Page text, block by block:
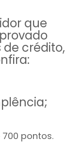
que
crédito,
pontos.